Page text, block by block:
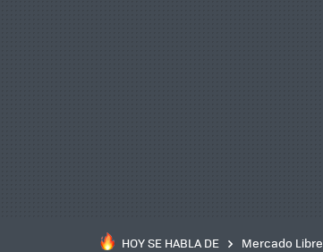
HOY SE HABLA DE Mercado Libre